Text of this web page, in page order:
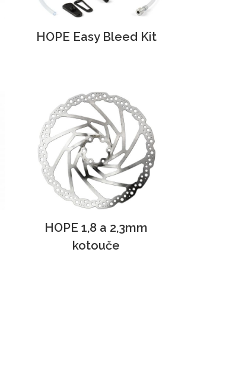
HOPE Easy Bleed Kit
HOPE 1,8 a 2,3mm
kotouče